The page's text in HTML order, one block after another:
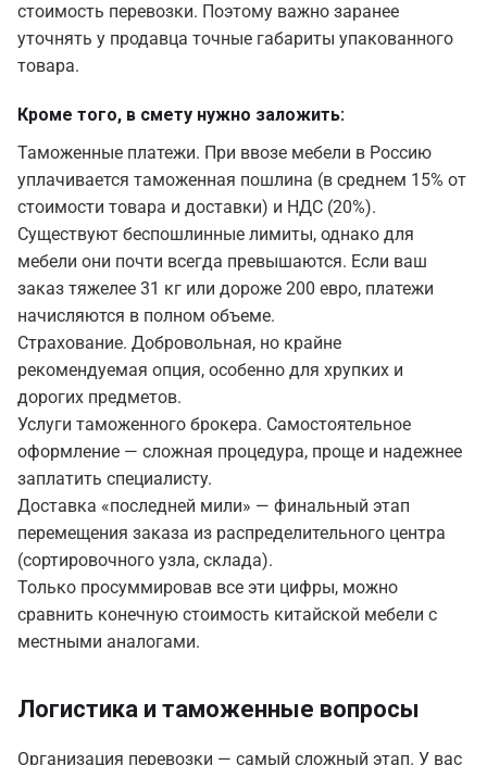
стоимость перевозки. Поэтому важно заранее
уточнять у продавца точные габариты упакованного
товара.
Кроме того, в смету нужно заложить:
Таможенные платежи. При ввозе мебели в Россию
уплачивается таможенная пошлина (в среднем 15% от
стоимости товара и доставки) и НДС (20%).
Существуют беспошлинные лимиты, однако для
мебели они почти всегда превышаются. Если ваш
заказ тяжелее 31 кг или дороже 200 евро, платежи
начисляются в полном объеме.
Страхование. Добровольная, но крайне
рекомендуемая опция, особенно для хрупких и
дорогих предметов.
Услуги таможенного брокера. Самостоятельное
оформление — сложная процедура, проще и надежнее
заплатить специалисту.
Доставка «последней мили» — финальный этап
перемещения заказа из распределительного центра
(сортировочного узла, склада).
Только просуммировав все эти цифры, можно
сравнить конечную стоимость китайской мебели с
местными аналогами.
Логистика и таможенные вопросы
Организация перевозки — самый сложный этап. У вас